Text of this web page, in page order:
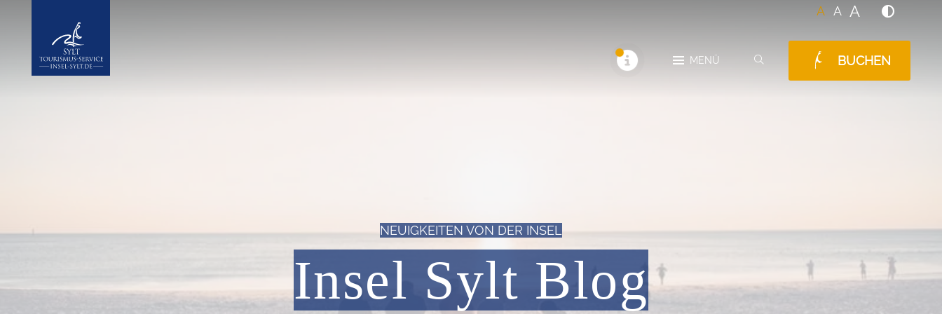
A A A
Insel Sylt MENÜ BUCHEN
NEUIGKEITEN VON DER INSEL
Insel Sylt Blog